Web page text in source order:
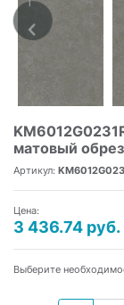
матовый
Артикул:
Цена:
3 436.74 руб.
Выберите